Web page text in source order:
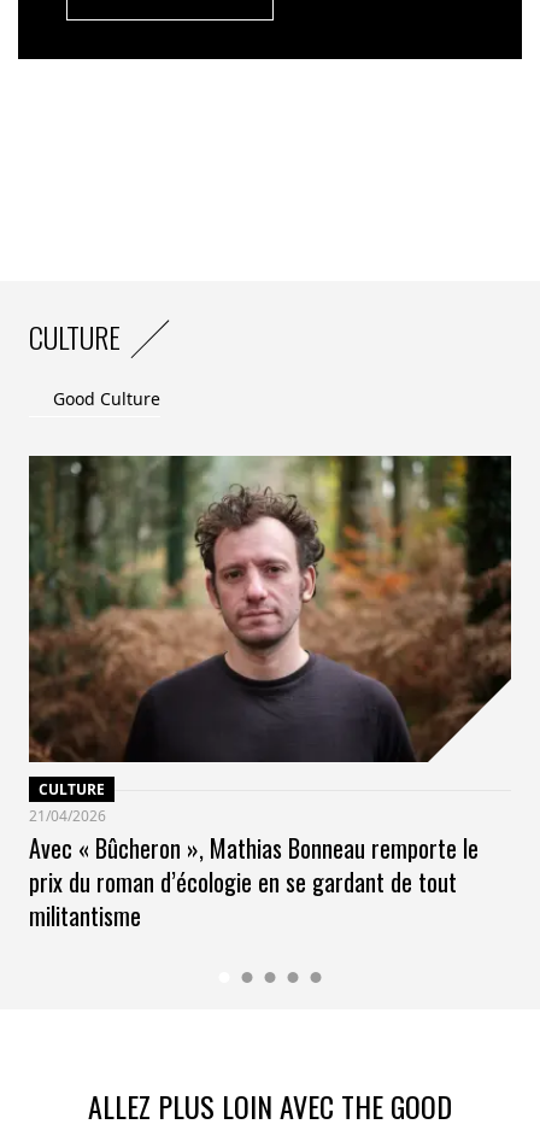
CULTURE
Good Culture
CULTURE
21/04/2026
Avec « Bûcheron », Mathias Bonneau remporte le
prix du roman d’écologie en se gardant de tout
militantisme
ALLEZ PLUS LOIN AVEC THE GOOD